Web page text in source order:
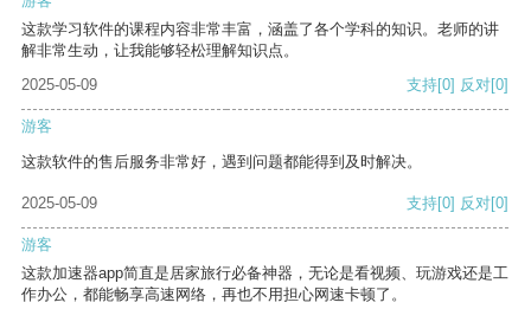
这款学习软件的课程内容非常丰富，涵盖了各个学科的知识。老师的讲
解非常生动，让我能够轻松理解知识点。
2025-05-09
支持[0] 反对[0]
游客
这款软件的售后服务非常好，遇到问题都能得到及时解决。
2025-05-09 支持[0] 反对[0]
游客
这款加速器app简直是居家旅行必备神器，无论是看视频、玩游戏还是工
作办公，都能畅享高速网络，再也不用担心网速卡顿了。